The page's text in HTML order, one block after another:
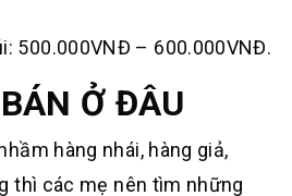
500.000VNĐ – 600.000VNĐ.
Ở ĐÂU
hàng nhái, hàng giả,
thì các mẹ nên tìm những